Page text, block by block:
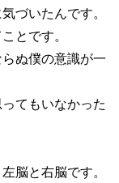
づいたんです。
とです。
ぬ僕の意識が一
てもいなかった
脳と右脳です。